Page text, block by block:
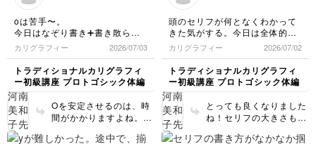
トと単語でしばらく練習する！
oは苦手〜。
今日はなぞり書き➕書き散らし
てみたけど、掴んでは遠くなる
の繰り返しで本日終了。
あす、動画をもっとしっかり見
ながら復習したい。
oが書けないとceあたりはもっ
と出来ない思う。
カリグラフィー 2026/07/03
トラディショナルカリグラフィ
ー初級講座 プロトゴシック体編
Oを安定させるのは、時
間がかかりますよね。
に現れてきてますよ！
頭のセリフが何となくわかって
きた気がする。今日は全体的に
綺麗に書けた。
釘の頭のようになるとやややり
すぎに感じるので、少し小ぶり
になるように気をつけたい。
明日からoグループに進んでみ
ようかな
カリグラフィー 2026/07/02
トラディショナルカリグラフィ
ー初級講座 プロトゴシック体編
とっても良くなりました
ね！セリフの大きさもバ
文字ずつの練習より、単